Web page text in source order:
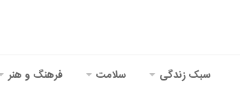
سبک زندگی سلامت فرهنگ و هنر